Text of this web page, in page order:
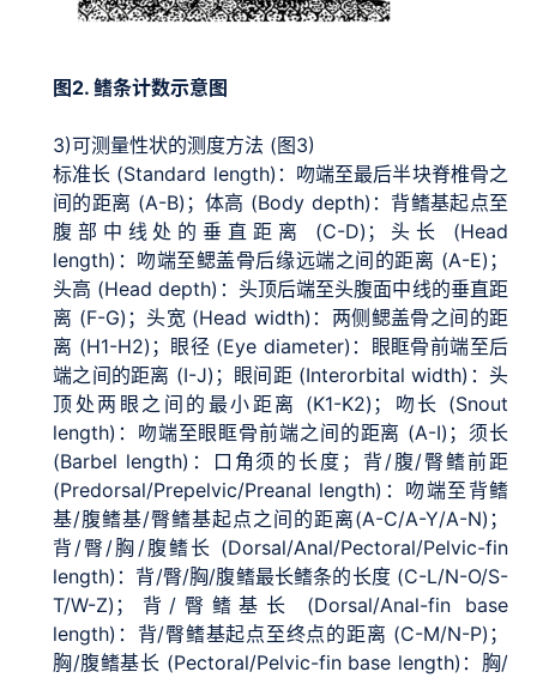
图2. 鳍条计数示意图
3)可测量性状的测度方法 (图3)
标准长 (Standard length)：吻端至最后半块脊椎骨之
间的距离 (A-B)；体高 (Body depth)：背鳍基起点至
腹部中线处的垂直距离 (C-D)；头长 (Head
length)：吻端至鳃盖骨后缘远端之间的距离 (A-E)；
头高 (Head depth)：头顶后端至头腹面中线的垂直距
离 (F-G)；头宽 (Head width)：两侧鳃盖骨之间的距
离 (H1-H2)；眼径 (Eye diameter)：眼眶骨前端至后
端之间的距离 (I-J)；眼间距 (Interorbital width)：头
顶处两眼之间的最小距离 (K1-K2)；吻长 (Snout
length)：吻端至眼眶骨前端之间的距离 (A-I)；须长
(Barbel length)：口角须的长度；背/腹/臀鳍前距
(Predorsal/Prepelvic/Preanal length)：吻端至背鳍
基/腹鳍基/臀鳍基起点之间的距离(A-C/A-Y/A-N)；
背/臀/胸/腹鳍长 (Dorsal/Anal/Pectoral/Pelvic-fin
length)：背/臀/胸/腹鳍最长鳍条的长度 (C-L/N-O/S-
T/W-Z)；背/臀鳍基长 (Dorsal/Anal-fin base
length)：背/臀鳍基起点至终点的距离 (C-M/N-P)；
胸/腹鳍基长 (Pectoral/Pelvic-fin base length)：胸/